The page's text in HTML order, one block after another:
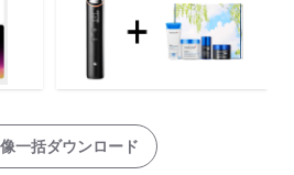
一括ダウンロード